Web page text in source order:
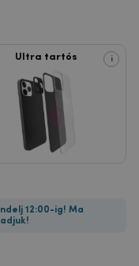
Ultra tartós i
12:00-ig! Ma